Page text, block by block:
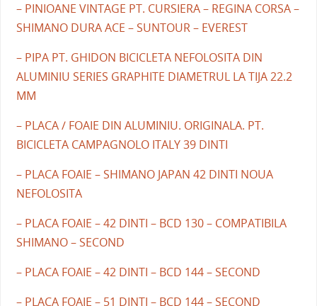
– PINIOANE VINTAGE PT. CURSIERA – REGINA CORSA –
SHIMANO DURA ACE – SUNTOUR – EVEREST
– PIPA PT. GHIDON BICICLETA NEFOLOSITA DIN
ALUMINIU SERIES GRAPHITE DIAMETRUL LA TIJA 22.2
MM
– PLACA / FOAIE DIN ALUMINIU. ORIGINALA. PT.
BICICLETA CAMPAGNOLO ITALY 39 DINTI
– PLACA FOAIE – SHIMANO JAPAN 42 DINTI NOUA
NEFOLOSITA
– PLACA FOAIE – 42 DINTI – BCD 130 – COMPATIBILA
SHIMANO – SECOND
– PLACA FOAIE – 42 DINTI – BCD 144 – SECOND
– PLACA FOAIE – 51 DINTI – BCD 144 – SECOND